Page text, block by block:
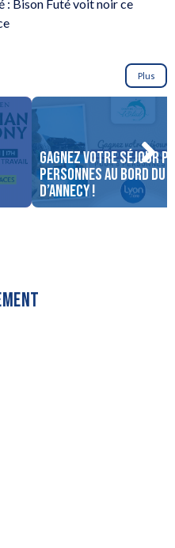
: Bison Futé voit noir ce
Plus
Gagnez votre séjour
personnes au bord du
d’Annecy !